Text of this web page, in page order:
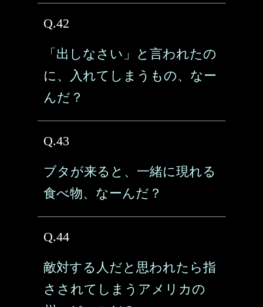
Q.42
「出しなさい」と言われたの
に、入れてしまうもの、なー
んだ？
Q.43
ブタが来ると、一緒に現れる
食べ物、なーんだ？
Q.44
敵対する人だと思われたら指
さされてしまうアメリカの